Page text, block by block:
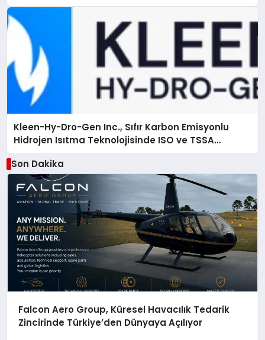
Kleen-Hy-Dro-Gen Inc., Sıfır Karbon Emisyonlu
Hidrojen Isıtma Teknolojisinde ISO ve TSSA
Düzenleyici Onaylarını Aldı
Son Dakika
Falcon Aero Group, Küresel Havacılık Tedarik
Zincirinde Türkiye’den Dünyaya Açılıyor